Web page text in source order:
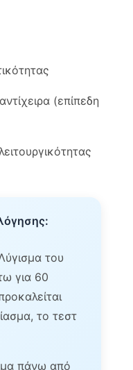
(επίπεδη
του
για 60
το τεστ
πάνω από